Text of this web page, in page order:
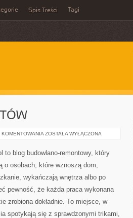
Spis Treści Tagi
KOSZTY
REMONTÓW
ZOSTAŁA WYŁĄCZONA
to blog budowlano-remontowy, który
o osobach, które wznoszą dom,
wykańczają wnętrza albo po
pewność, że każda praca wykonana
zrobiona dokładnie. To miejsce, w
spotykają się z sprawdzonymi trikami,